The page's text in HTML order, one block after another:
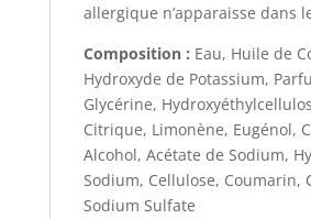
allergique n’apparaisse dans
Composition : Eau, Huile de
Hydroxyde de Potassium,
Glycérine,
Citrique, Limonène, Eugénol,
Alcohol, Acétate de Sodium,
Sodium, Cellulose, Coumarin,
Sodium Sulfate